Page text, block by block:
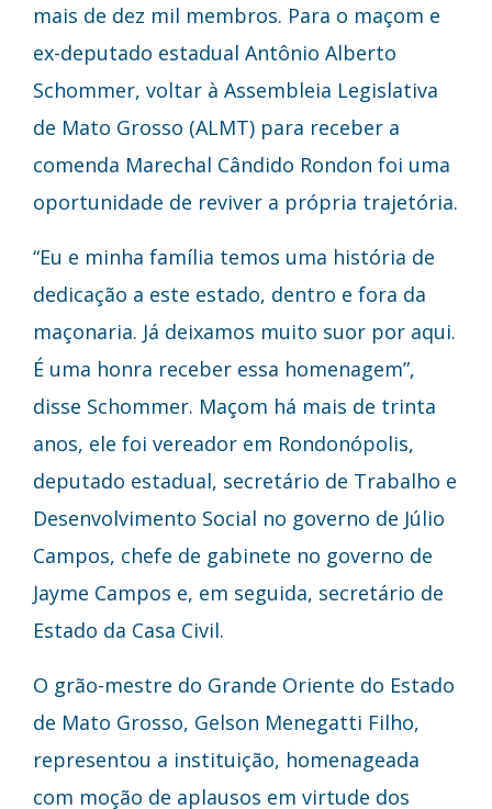
mais de dez mil membros. Para o maçom e
ex-deputado estadual Antônio Alberto
Schommer, voltar à Assembleia Legislativa
de Mato Grosso (ALMT) para receber a
comenda Marechal Cândido Rondon foi uma
oportunidade de reviver a própria trajetória.
“Eu e minha família temos uma história de
dedicação a este estado, dentro e fora da
maçonaria. Já deixamos muito suor por aqui.
É uma honra receber essa homenagem”,
disse Schommer. Maçom há mais de trinta
anos, ele foi vereador em Rondonópolis,
deputado estadual, secretário de Trabalho e
Desenvolvimento Social no governo de Júlio
Campos, chefe de gabinete no governo de
Jayme Campos e, em seguida, secretário de
Estado da Casa Civil.
O grão-mestre do Grande Oriente do Estado
de Mato Grosso, Gelson Menegatti Filho,
representou a instituição, homenageada
com moção de aplausos em virtude dos